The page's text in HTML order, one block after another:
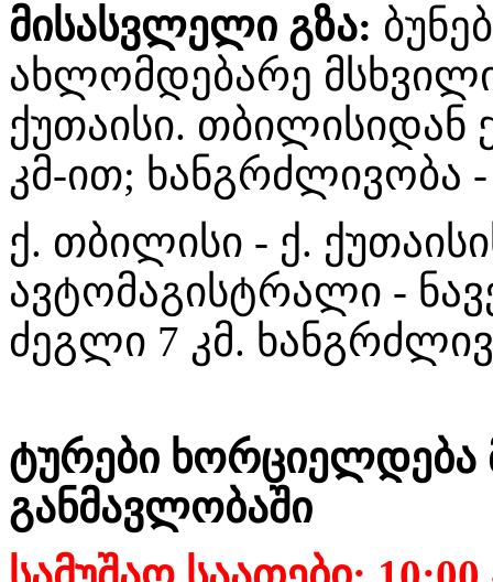
მისასვლელი გზა:
ახლომდებარე
ქუთაისი. თბილისიდან
კმ-ით; ხანგრძლივობა
ქ. თბილისი - ქ.
ავტომაგისტრალი -
ძეგლი 7 კმ.
ტურები
განმავლობაში